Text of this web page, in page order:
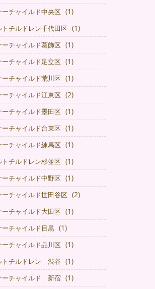
ーチャイルド中央区 (1)
トチルドレン千代田区 (1)
ーチャイルド葛飾区 (1)
ーチャイルド足立区 (1)
ーチャイルド荒川区 (1)
ーチャイルド江東区 (2)
ーチャイルド墨田区 (1)
ーチャイルド台東区 (1)
ーチャイルド練馬区 (1)
トチルドレン杉並区 (1)
ーチャイルド中野区 (1)
ーチャイルド世田谷区 (2)
ーチャイルド大田区 (1)
ーチャイルド目黒 (1)
ーチャイルド品川区 (1)
トチルドレン 渋谷 (1)
ーチャイルド 新宿 (1)